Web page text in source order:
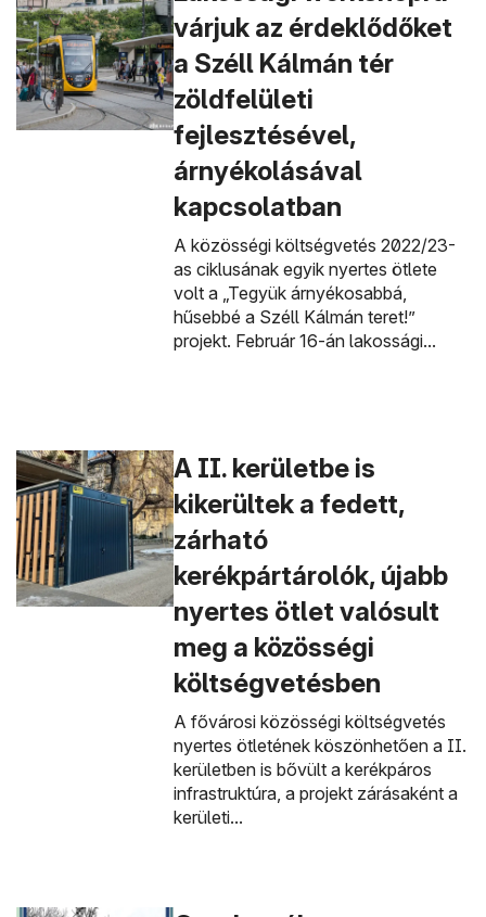
várjuk az érdeklődőket
a Széll Kálmán tér
zöldfelületi
fejlesztésével,
árnyékolásával
kapcsolatban
A közösségi költségvetés 2022/23-
as ciklusának egyik nyertes ötlete
volt a „Tegyük árnyékosabbá,
hűsebbé a Széll Kálmán teret!”
projekt. Február 16-án lakossági...
A II. kerületbe is
kikerültek a fedett,
zárható
kerékpártárolók, újabb
nyertes ötlet valósult
meg a közösségi
költségvetésben
A fővárosi közösségi költségvetés
nyertes ötletének köszönhetően a II.
kerületben is bővült a kerékpáros
infrastruktúra, a projekt zárásaként a
kerületi...